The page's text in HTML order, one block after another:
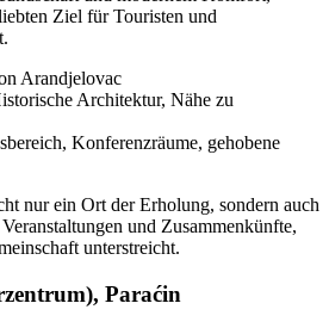
Ziel für Touristen und
Arandjelovac
Architektur, Nähe zu
Konferenzräume, gehobene
nur ein Ort der Erholung, sondern auch
und Zusammenkünfte,
unterstreicht.
Paraćin